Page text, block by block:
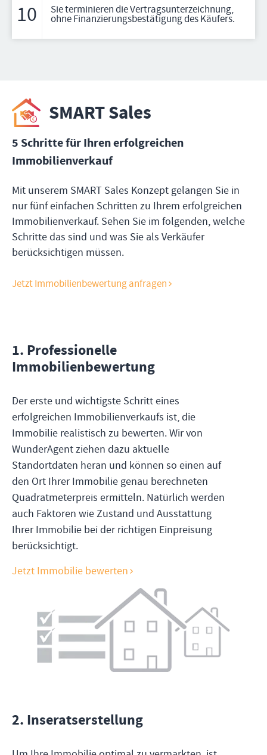
10 Sie terminieren die Vertragsunterzeichnung,
ohne Finanzierungsbestätigung des Käufers.
SMART Sales
5 Schrittefür Ihrenerfolgreichen
Immobilienverkauf
Mit unserem SMART Sales Konzept gelangen Sie in
nur fünf einfachen Schritten zu Ihrem erfolgreichen
Immobilienverkauf. Sehen Sie im folgenden, welche
Schritte das sind und was Sie als Verkäufer
berücksichtigen müssen.
Jetzt Immobilienbewertung anfragen
1. Professionelle
Immobilienbewertung
Der erste und wichtigste Schritt eines
erfolgreichen Immobilienverkaufs ist, die
Immobilie realistisch zu bewerten. Wir von
WunderAgent ziehen dazu aktuelle
Standortdaten heran und können so einen auf
den Ort Ihrer Immobilie genau berechneten
Quadratmeterpreis ermitteln. Natürlich werden
auch Faktoren wie Zustand und Ausstattung
Ihrer Immobilie bei der richtigen Einpreisung
berücksichtigt.
Jetzt Immobilie bewerten
2. Inseratserstellung